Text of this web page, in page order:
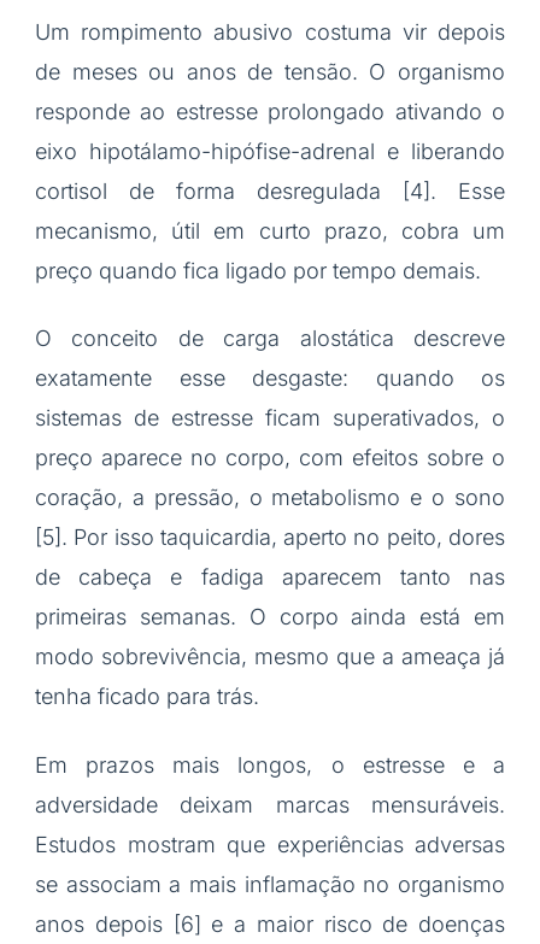
Um rompimento abusivo costuma vir depois
de meses ou anos de tensão. O organismo
responde ao estresse prolongado ativando o
eixo hipotálamo-hipófise-adrenal e liberando
cortisol de forma desregulada [4]. Esse
mecanismo, útil em curto prazo, cobra um
preço quando fica ligado por tempo demais.
O conceito de carga alostática descreve
exatamente esse desgaste: quando os
sistemas de estresse ficam superativados, o
preço aparece no corpo, com efeitos sobre o
coração, a pressão, o metabolismo e o sono
[5]. Por isso taquicardia, aperto no peito, dores
de cabeça e fadiga aparecem tanto nas
primeiras semanas. O corpo ainda está em
modo sobrevivência, mesmo que a ameaça já
tenha ficado para trás.
Em prazos mais longos, o estresse e a
adversidade deixam marcas mensuráveis.
Estudos mostram que experiências adversas
se associam a mais inflamação no organismo
anos depois [6] e a maior risco de doenças